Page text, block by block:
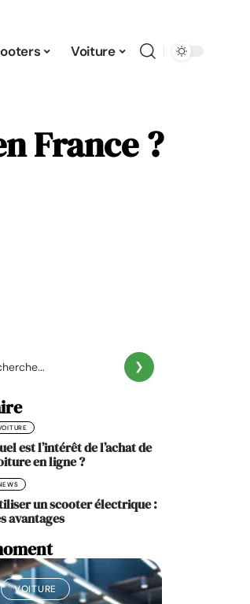
Voiture
France ?
est l’intérêt de l’achat de
en ligne ?
un scooter électrique :
avantages
VOITURE